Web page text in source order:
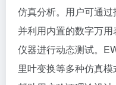
仿真分析。用户可通过
并利用内置的数字万
仪器进行动态测试。
里叶变换等多种仿真